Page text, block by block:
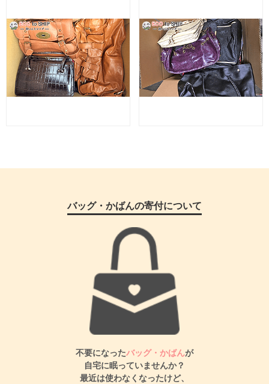
バッグ・かばんの寄付について
不要になったバッグ・かばんが
自宅に眠っていませんか？
最近は使わなくなったけど、